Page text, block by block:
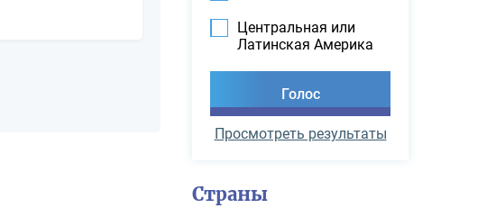
Центральная или
Латинская Америка
Просмотреть результаты
Страны